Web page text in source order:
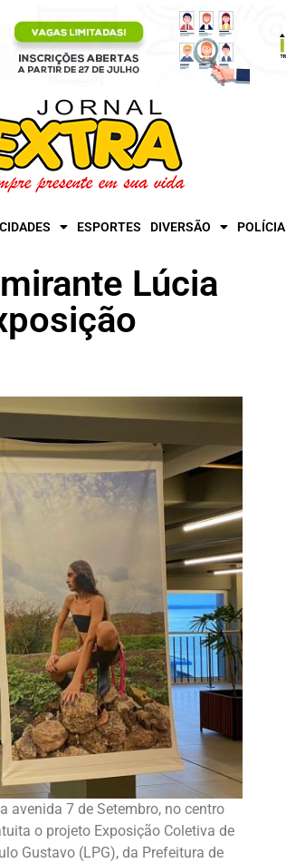
CIDADES ESPORTES DIVERSÃO POLÍCIA
Lúcia
avenida 7 de Setembro, no centro
o projeto Exposição Coletiva de
Gustavo (LPG), da Prefeitura de